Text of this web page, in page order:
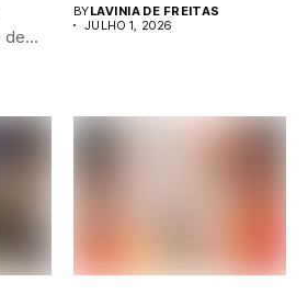
de...
BYLAVINIA DE FREITAS
JULHO 1, 2026